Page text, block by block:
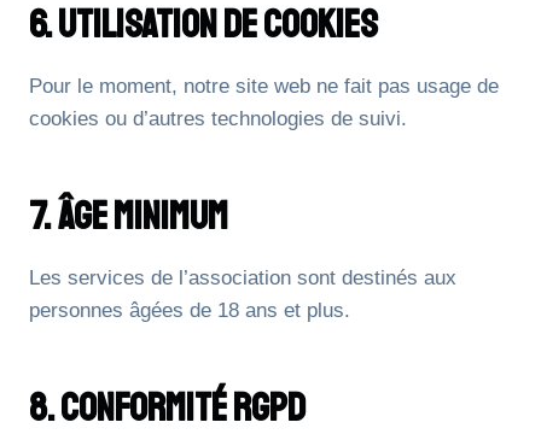
6. Utilisation De Cookies
Pour le moment, notre site web ne fait pas usage de
cookies ou d’autres technologies de suivi.
7. Âge Minimum
Les services de l’association sont destinés aux
personnes âgées de 18 ans et plus.
8. Conformité RGPD